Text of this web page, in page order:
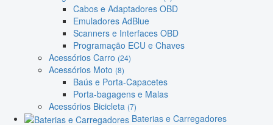
Cabos e Adaptadores OBD
Emuladores AdBlue
Scanners e Interfaces OBD
Programação ECU e Chaves
Acessórios Carro (24)
Acessórios Moto (8)
Baús e Porta-Capacetes
Porta-bagagens e Malas
Acessórios Bicicleta (7)
Baterias e Carregadores